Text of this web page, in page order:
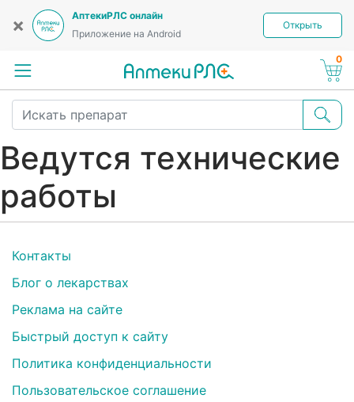
×
АптекиРЛС онлайн
Приложение на Android
Открыть
0
Ведутся технические
работы
Контакты
Блог о лекарствах
Реклама на сайте
Быстрый доступ к сайту
Политика конфиденциальности
Пользовательское соглашение